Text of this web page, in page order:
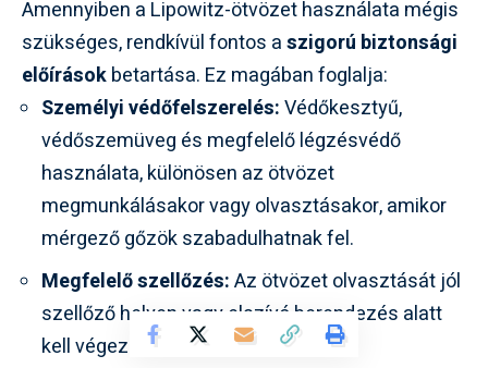
Amennyiben a Lipowitz-ötvözet használata mégis
szükséges, rendkívül fontos aszigorú biztonsági
előírásokbetartása. Ez magában foglalja:
Személyi védőfelszerelés:Védőkesztyű,
védőszemüveg és megfelelő légzésvédő
használata, különösen az ötvözet
megmunkálásakor vagy olvasztásakor, amikor
mérgező gőzök szabadulhatnak fel.
Megfelelő szellőzés:Az ötvözet olvasztását jól
szellőző helyen vagy elszívó berendezés alatt
kell végezni.